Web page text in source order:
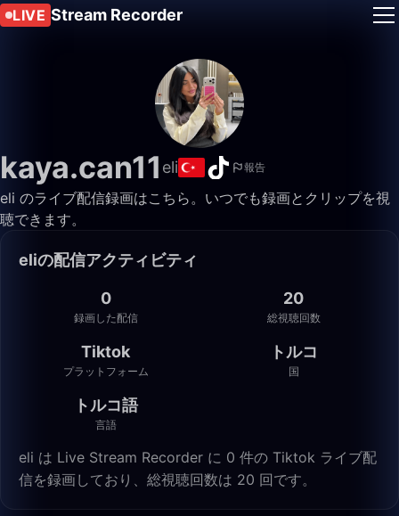
LIVE Stream Recorder
kaya.can11 eli 報告
eli のライブ配信録画はこちら。いつでも録画とクリップを視
聴できます。
eliの配信アクティビティ
0
録画した配信
20
総視聴回数
Tiktok
プラットフォーム
トルコ
国
トルコ語
言語
eli は Live Stream Recorder に 0 件の Tiktok ライブ配
信を録画しており、総視聴回数は 20 回です。